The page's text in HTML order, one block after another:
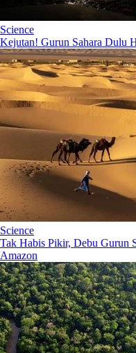
Science
Kejutan! Gurun Sahara Dulu
Science
Tak Habis Pikir, Debu Gurun
Amazon